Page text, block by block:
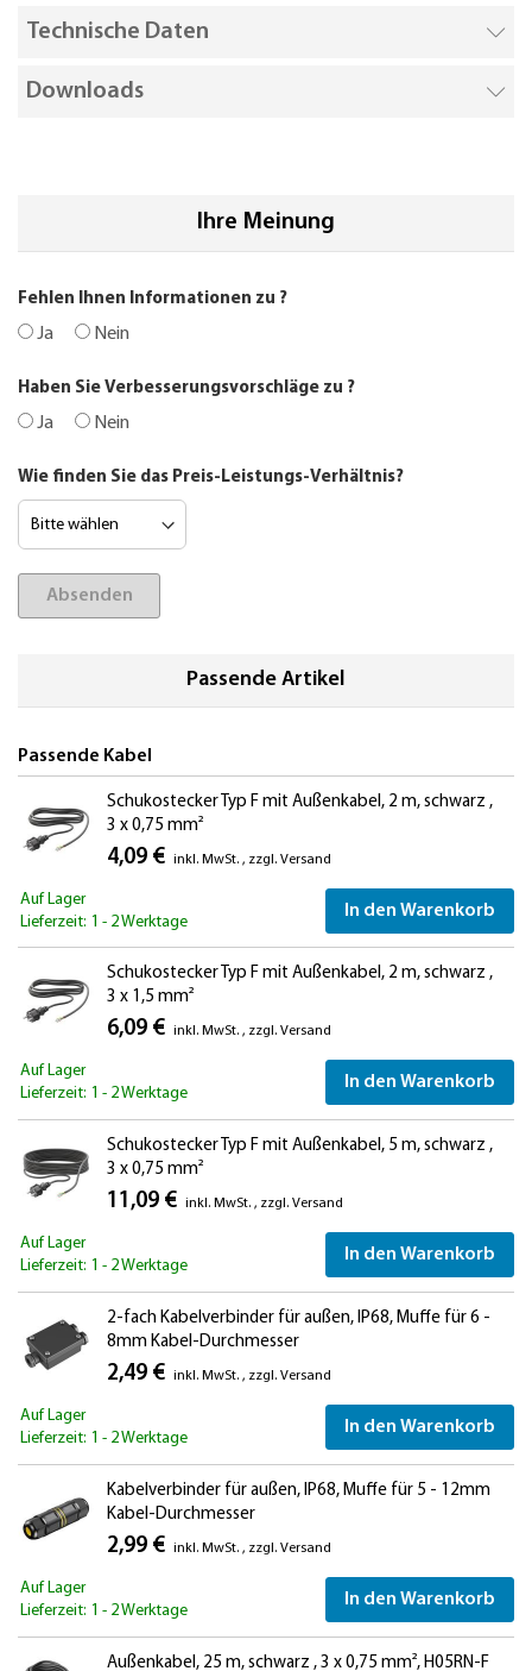
Technische Daten
Downloads
Ihre Meinung
Fehlen Ihnen Informationen zu ?
Ja Nein
Haben Sie Verbesserungsvorschläge zu ?
Ja Nein
Wie finden Sie das Preis-Leistungs-Verhältnis?
Absenden
Passende Artikel
Passende Kabel
Schukostecker Typ F mit Außenkabel, 2 m, schwarz ,
3 x 0,75 mm²
4,09 € inkl. MwSt. , zzgl. Versand
Auf Lager
Lieferzeit: 1 - 2 Werktage
In den Warenkorb
Schukostecker Typ F mit Außenkabel, 2 m, schwarz ,
3 x 1,5 mm²
6,09 € inkl. MwSt. , zzgl. Versand
Auf Lager
Lieferzeit: 1 - 2 Werktage
In den Warenkorb
Schukostecker Typ F mit Außenkabel, 5 m, schwarz ,
3 x 0,75 mm²
11,09 € inkl. MwSt. , zzgl. Versand
Auf Lager
Lieferzeit: 1 - 2 Werktage
In den Warenkorb
2-fach Kabelverbinder für außen, IP68, Muffe für 6 -
8mm Kabel-Durchmesser
2,49 € inkl. MwSt. , zzgl. Versand
Auf Lager
Lieferzeit: 1 - 2 Werktage
In den Warenkorb
Kabelverbinder für außen, IP68, Muffe für 5 - 12mm
Kabel-Durchmesser
2,99 € inkl. MwSt. , zzgl. Versand
Auf Lager
Lieferzeit: 1 - 2 Werktage
In den Warenkorb
Außenkabel, 25 m, schwarz , 3 x 0,75 mm², H05RN-F